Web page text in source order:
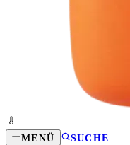
MENÜ SUCHE